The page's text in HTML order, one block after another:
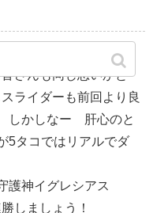
さんも同じ思いかと
ライダーも前回より良
しかしなー 肝心のと
5タコではリアルでダ
護神イグレシアス
しましょう！